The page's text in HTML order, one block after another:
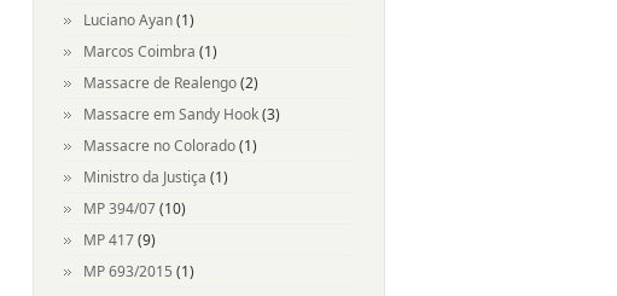
Luciano Ayan(1)
Marcos Coimbra (1)
Massacre de Realengo(2)
Massacre em Sandy Hook(3)
Massacre no Colorado(1)
Ministro da Justiça (1)
MP 394/07(10)
MP 417(9)
MP 693/2015 (1)